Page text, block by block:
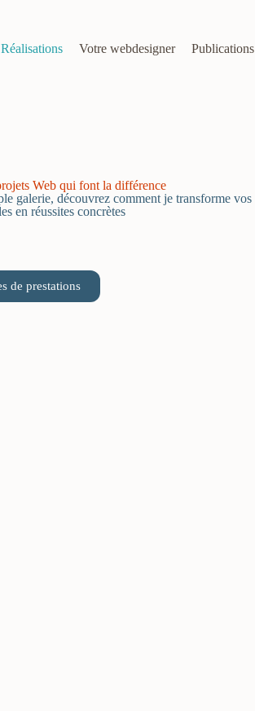
Réalisations Votre webdesigner Publications
Web qui font la différence
galerie, découvrez comment je transforme vos
en réussites concrètes
de prestations